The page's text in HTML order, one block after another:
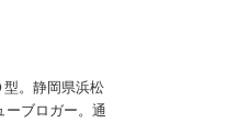
型。静岡県浜松
ーブロガー。通